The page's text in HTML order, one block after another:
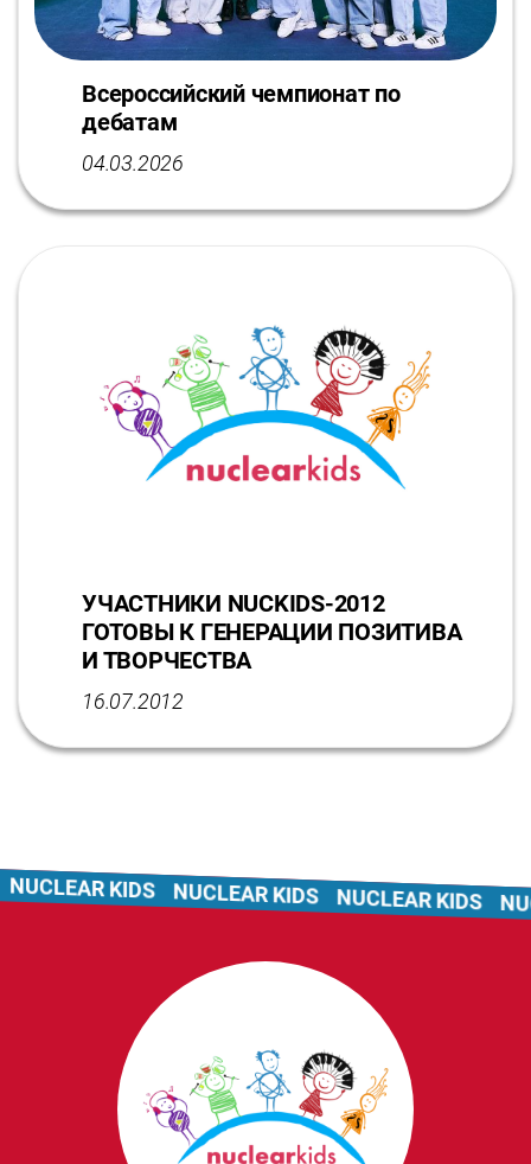
Всероссийский чемпионат по
дебатам
04.03.2026
УЧАСТНИКИ NUCKIDS-2012
ГОТОВЫ К ГЕНЕРАЦИИ ПОЗИТИВА
И ТВОРЧЕСТВА
16.07.2012
KIDS NUCLEAR KIDS NUCLEAR KIDS